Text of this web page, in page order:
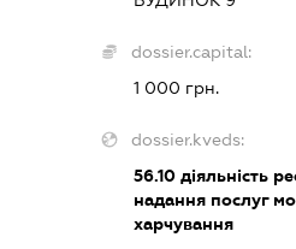
dossier.capital:
1 000 грн.
dossier.kveds:
56.10діяльність
надання послуг
харчування